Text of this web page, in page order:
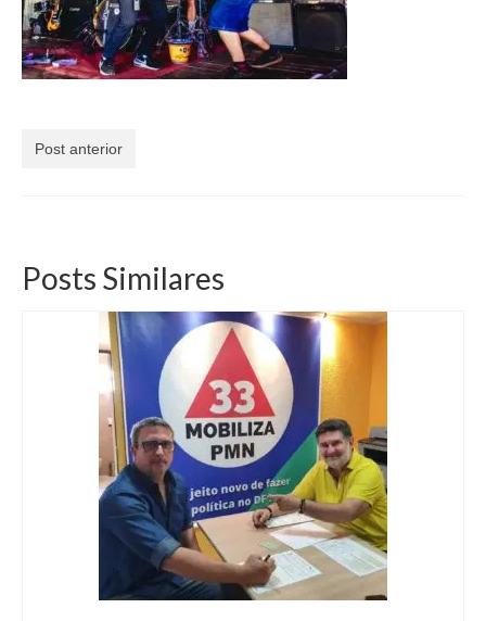
Currículo
Post anterior
Posts Similares